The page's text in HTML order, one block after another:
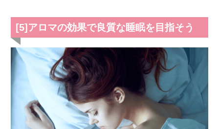
[5]アロマの効果で良質な睡眠を目指そう